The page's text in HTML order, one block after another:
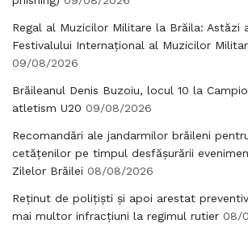
Regal al Muzicilor Militare la Brăila: Astăzi
Festivalului Internațional al Muzicilor
09/08/2026
Brăileanul Denis Buzoiu, locul 10 la
atletism U20 09/08/2026
Recomandări ale jandarmilor brăileni
cetățenilor pe timpul desfășurării
Zilelor Brăilei 08/08/2026
Reținut de polițiști și apoi arestat
mai multor infracțiuni la regimul rutier 08/